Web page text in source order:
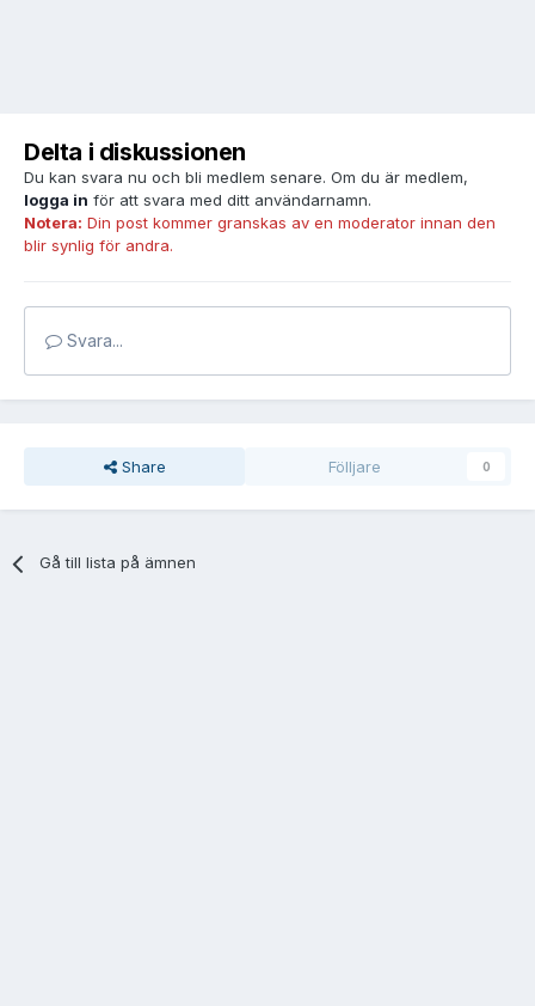
Delta i diskussionen
Du kan svara nu och bli medlem senare. Om du är medlem,
logga in för att svara med ditt användarnamn.
Notera: Din post kommer granskas av en moderator innan den
blir synlig för andra.
Svara...
Share Fölljare 0
Gå till lista på ämnen